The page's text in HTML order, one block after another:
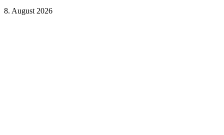
8. August 2026